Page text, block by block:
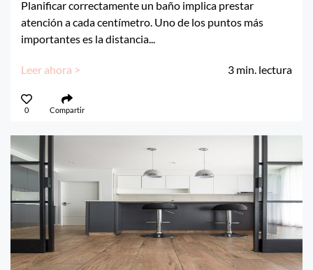
Planificar correctamente un baño implica prestar
atención a cada centímetro. Uno de los puntos más
importantes es la distancia...
Leer ahora > 3 min. lectura
0 Compartir